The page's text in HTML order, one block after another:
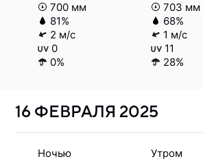
700 мм
81%
2 м/с
0
0%
703 мм
68%
1 м/с
11
28%
16 ФЕВРАЛЯ 2025
Ночью Утром